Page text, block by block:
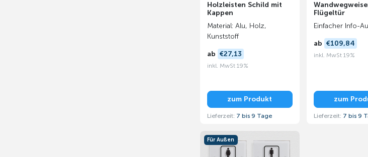
Holzleisten Schild mit
Kappen
Material: Alu, Holz,
Kunststoff
ab €27,13
inkl. MwSt 19%
zum Produkt
Lieferzeit: 7 bis 9 Tage
Flügeltür
Einfacher Info-
ab €109,84
inkl. MwSt 19%
zum
Lieferzeit: 7 bis 9
Für Außen